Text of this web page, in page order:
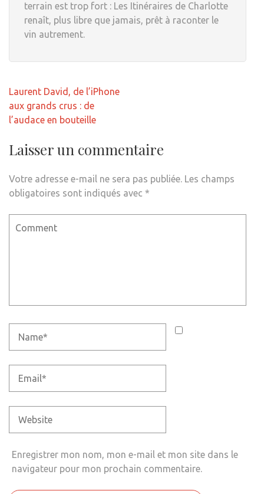
terrain est trop fort : Les Itinéraires de Charlotte
renaît, plus libre que jamais, prêt à raconter le
vin autrement.
Navigation
de
l’article
Laurent David, de l’iPhone
aux grands crus : de
l’audace en bouteille
Laisser un commentaire
Votre adresse e-mail ne sera pas publiée. Les champs
obligatoires sont indiqués avec *
Enregistrer mon nom, mon e-mail et mon site dans le
navigateur pour mon prochain commentaire.